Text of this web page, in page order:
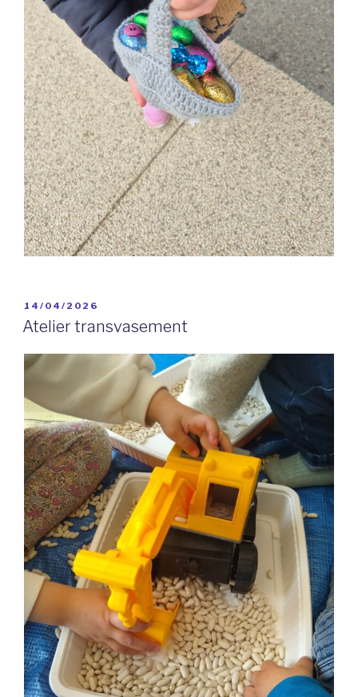
PUBLIÉ
LE
14/04/2026
Atelier transvasement